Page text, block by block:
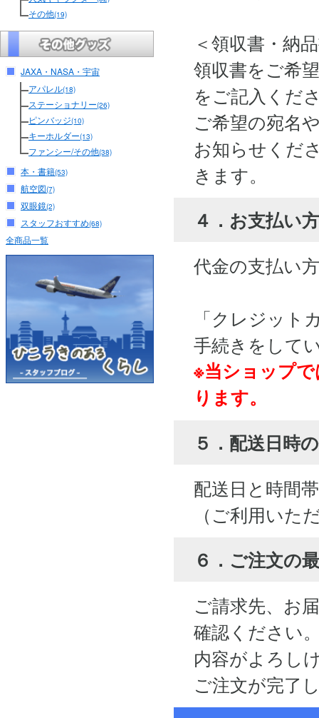
その他(19)
JAXA・NASA・宇宙
アパレル(18)
ステーショナリー(26)
ピンバッジ(10)
キーホルダー(13)
ファンシー/その他(38)
本・書籍(53)
航空図(7)
双眼鏡(2)
スタッフおすすめ(68)
全商品一覧
＜領収書・納
領収書をご希
をご記入くだ
ご希望の宛名
お知らせくだ
きます。
４．お支払い
代金の支払い
「クレジット
手続きをして
※当ショップ
ります。
５．配送日時
配送日と時間
（ご利用いた
６．ご注文の
ご請求先、お
確認ください
内容がよろし
ご注文が完了